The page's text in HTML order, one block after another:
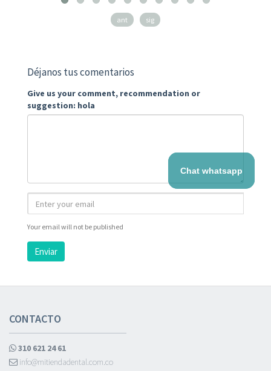
ant sig
Déjanos tus comentarios
Give us your comment, recommendation or
suggestion: hola
Your email will not be published
Enviar
CONTACTO
310 621 24 61
info@mitiendadental.com.co
Chat whatsapp